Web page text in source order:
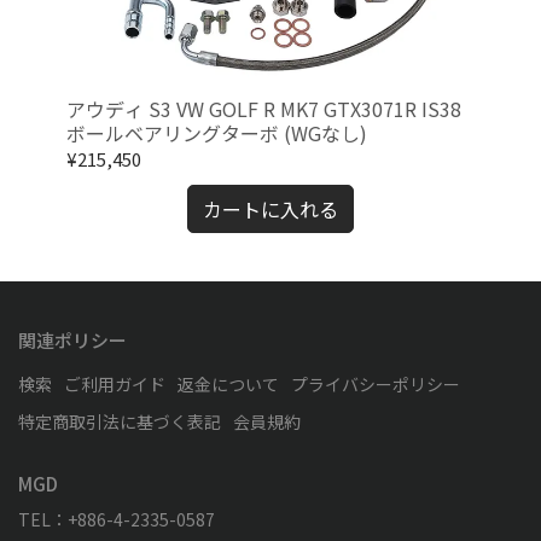
アウディ S3 VW GOLF R MK7 GTX3071R IS38
ボールベアリングターボ (WGなし)
¥215,450
カートに入れる
関連ポリシー
検索 ご利用ガイド 返金について
プライバシーポリシー
特定商取引法に基づく表記 会員規約
MGD
TEL：+886-4-2335-0587